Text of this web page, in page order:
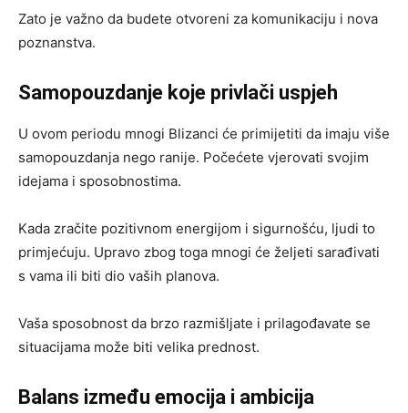
Zato je važno da budete otvoreni za komunikaciju i nova
poznanstva.
Samopouzdanje koje privlači uspjeh
U ovom periodu mnogi Blizanci će primijetiti da imaju više
samopouzdanja nego ranije. Počećete vjerovati svojim
idejama i sposobnostima.
Kada zračite pozitivnom energijom i sigurnošću, ljudi to
primjećuju. Upravo zbog toga mnogi će željeti sarađivati
s vama ili biti dio vaših planova.
Vaša sposobnost da brzo razmišljate i prilagođavate se
situacijama može biti velika prednost.
Balans između emocija i ambicija